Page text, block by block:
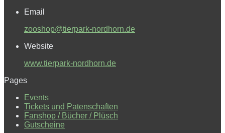
Email
zooshop@tierpark-nordhorn.de
Website
www.tierpark-nordhorn.de
Pages
Events
Tickets und Patenschaften
Fanshop / Bücher / Plüsch
Gutscheine